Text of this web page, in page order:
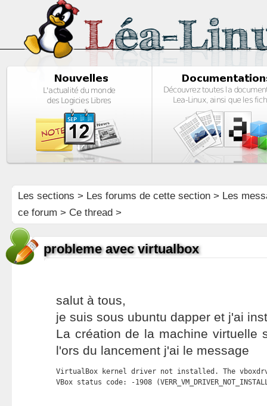
Les sections > Les forums de cette section> Les
ce forum > Ce thread >
probleme avec virtualbox
salut à tous,
je suis sous ubuntu dapper et j'ai
La création de la machine virtuelle
l'ors du lancement j'ai le message
VirtualBox kernel driver not installed. The
VBox status code: -1908